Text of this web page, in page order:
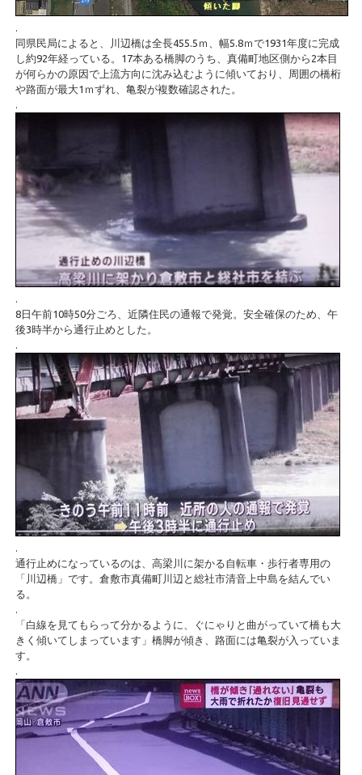
.
同県民局によると、川辺橋は全長455.5ｍ、幅5.8ｍで1931年度に完成
し約92年経っている。17本ある橋脚のうち、真備町地区側から2本目
が何らかの原因で上流方向に沈み込むように傾いており、周囲の橋桁
や路面が最大1ｍずれ、亀裂が複数確認された。
.
.
8日午前10時50分ごろ、近隣住民の通報で発覚。安全確保のため、午
後3時半から通行止めとした。
.
.
通行止めになっているのは、高梁川に架かる自転車・歩行者専用の
「川辺橋」です。倉敷市真備町川辺と総社市清音上中島を結んでい
る。
.
「白線を見てもらって分かるように、ぐにゃりと曲がっていて橋も大
きく傾いてしまっています」橋脚が傾き、路面には亀裂が入っていま
す。
.